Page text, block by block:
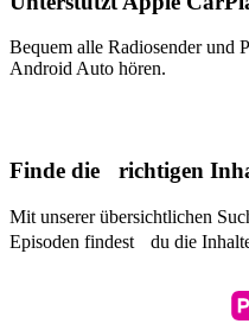
Bequem alle Radiosender und
Android Auto hören.
Finde die richtigen
Mit unserer übersichtlichen
Episoden findest du die